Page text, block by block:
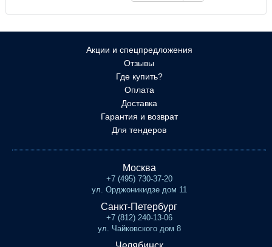
Акции и спецпредложения
Отзывы
Где купить?
Оплата
Доставка
Гарантия и возврат
Для тендеров
Москва
+7 (495) 730-37-20
ул. Орджоникидзе дом 11
Санкт-Петербург
+7 (812) 240-13-06
ул. Чайковского дом 8